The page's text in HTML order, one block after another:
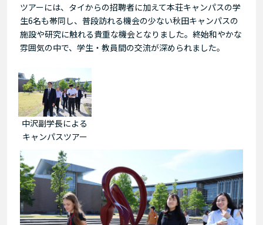
ツアーには、タイからの招聘者に加えて本荘キャンパスの学
生6名も帯同し、普段訪れる機会の少ない秋田キャンパスの
施設や研究に触れる貴重な機会となりました。終始和やかな
雰囲気の中で、学生・教員間の交流が深められました。
中沢副学長による
キャンパスツアー